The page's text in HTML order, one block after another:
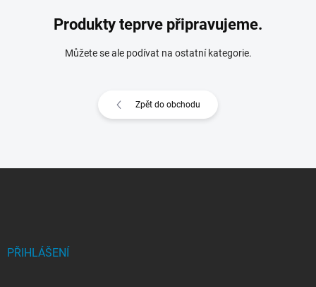
Produkty teprve připravujeme.
Můžete se ale podívat na ostatní kategorie.
Zpět do obchodu
PŘIHLÁŠENÍ